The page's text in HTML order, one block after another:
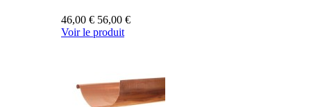
46,00 € 56,00 €
Voir le produit